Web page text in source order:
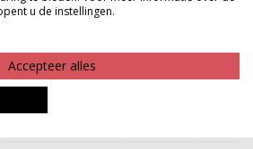
hier of daar, wat het
hoef je je geen zorgen te
waardoor je het moeiteloos
u de instellingen.
Accepteer alles